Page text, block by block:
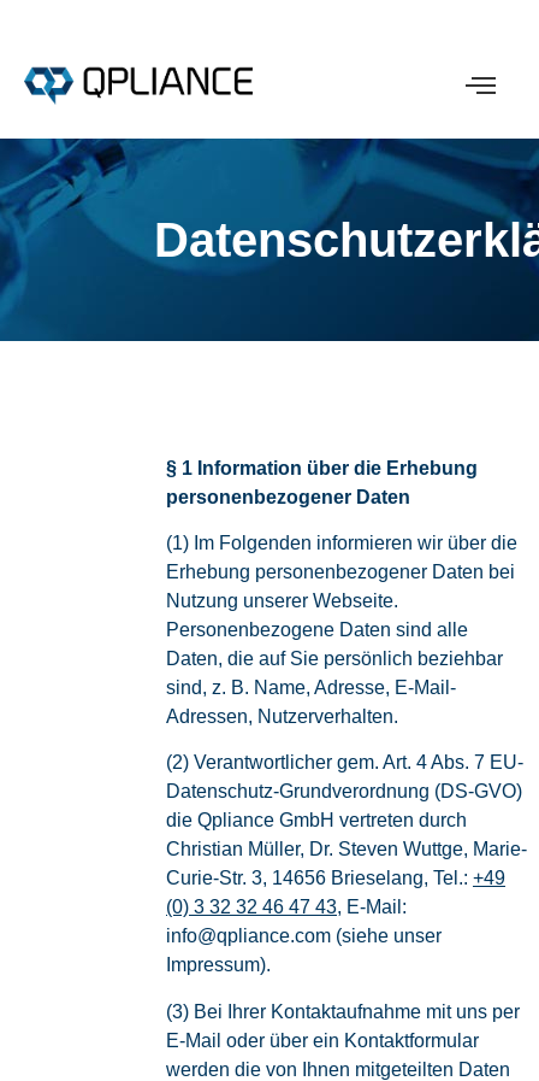
§ 1 Information über die Erhebung
personenbezogener Daten
(1) Im Folgenden informieren wir über die
Erhebung personenbezogener Daten bei
Nutzung unserer Webseite.
Personenbezogene Daten sind alle
Daten, die auf Sie persönlich beziehbar
sind, z. B. Name, Adresse, E-Mail-
Adressen, Nutzerverhalten.
(2) Verantwortlicher gem. Art. 4 Abs. 7 EU-
Datenschutz-Grundverordnung (DS-GVO)
die Qpliance GmbH vertreten durch
Christian Müller, Dr. Steven Wuttge, Marie-
Curie-Str. 3, 14656 Brieselang, Tel.: +49
(0) 3 32 32 46 47 43, E-Mail:
info@qpliance.com (siehe unser
Impressum).
(3) Bei Ihrer Kontaktaufnahme mit uns per
E-Mail oder über ein Kontaktformular
werden die von Ihnen mitgeteilten Daten